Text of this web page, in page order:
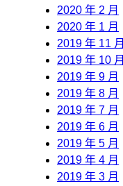
2020 年 2 月
2020 年 1 月
2019 年 11 月
2019 年 10 月
2019 年 9 月
2019 年 8 月
2019 年 7 月
2019 年 6 月
2019 年 5 月
2019 年 4 月
2019 年 3 月